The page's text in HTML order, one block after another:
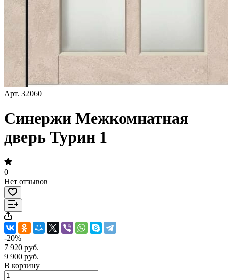
Арт. 32060
Синержи Межкомнатная
дверь Турин 1
0
Нет отзывов
-20%
7 920 руб.
9 900 руб.
В корзину